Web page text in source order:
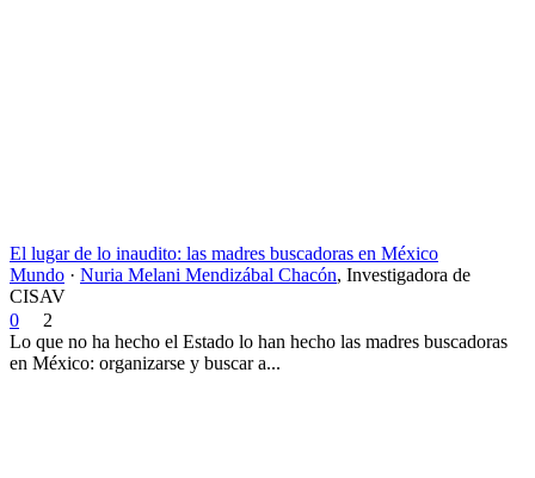
El lugar de lo inaudito: las madres buscadoras en México
Mundo · Nuria Melani Mendizábal Chacón, Investigadora de
CISAV
0
2
Lo que no ha hecho el Estado lo han hecho las madres buscadoras
en México: organizarse y buscar a...